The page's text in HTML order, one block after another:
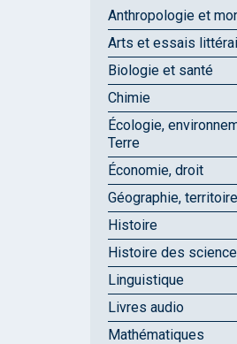
Anthropologie et
Arts et essais
Biologie et santé
Chimie
Écologie,
Terre
Économie, droit
Géographie,
Histoire
Histoire des
Linguistique
Livres audio
Mathématiques